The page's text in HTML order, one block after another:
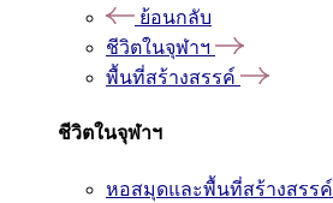
ย้อนกลับ
ชีวิตในจุฬาฯ
พื้นที่สร้างสรรค์
ชีวิตในจุฬาฯ
หอสมุดและพื้นที่สร้างสรรค์